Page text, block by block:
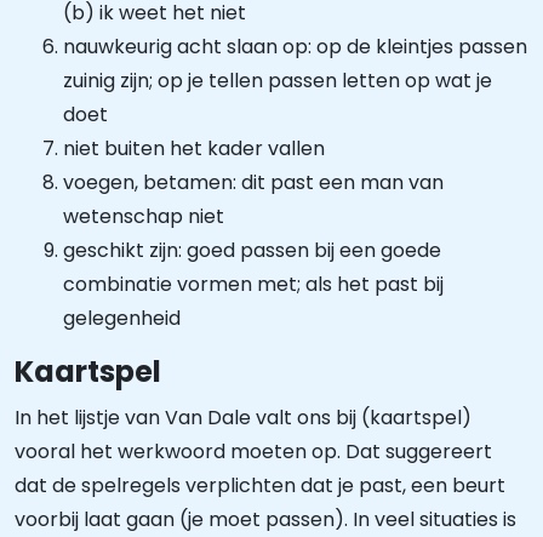
(b) ik weet het niet
nauwkeurig acht slaan op: op de kleintjes passen
zuinig zijn; op je tellen passen letten op wat je
doet
niet buiten het kader vallen
voegen, betamen: dit past een man van
wetenschap niet
geschikt zijn: goed passen bij een goede
combinatie vormen met; als het past bij
gelegenheid
Kaartspel
In het lijstje van Van Dale valt ons bij (kaartspel)
vooral het werkwoord moeten op. Dat suggereert
dat de spelregels verplichten dat je past, een beurt
voorbij laat gaan (je moet passen). In veel situaties is